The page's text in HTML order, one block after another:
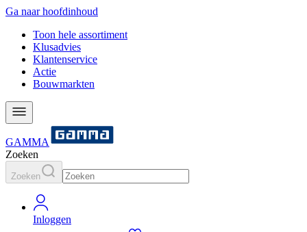
Ga naar hoofdinhoud
Toon hele assortiment
Klusadvies
Klantenservice
Actie
Bouwmarkten
GAMMA
Zoeken
Zoeken
Inloggen